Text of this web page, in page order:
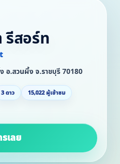
รีสอร์ท
อ.สวนผึ้ง จ.ราชบุรี 70180
3 ดาว
15,022 ผู้เข้าชม
รเลย